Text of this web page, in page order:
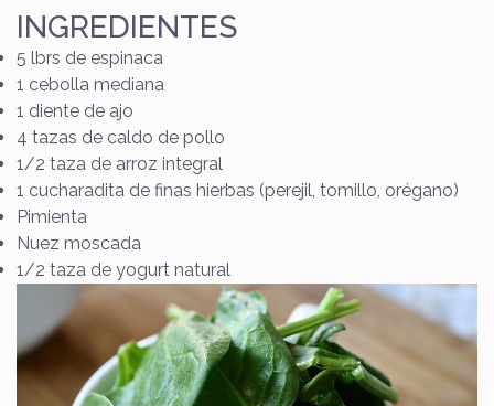
INGREDIENTES
5 lbrs de espinaca
1 cebolla mediana
1 diente de ajo
4 tazas de caldo de pollo
1/2 taza de arroz integral
1 cucharadita de finas hierbas (perejil, tomillo, orégano)
Pimienta
Nuez moscada
1/2 taza de yogurt natural